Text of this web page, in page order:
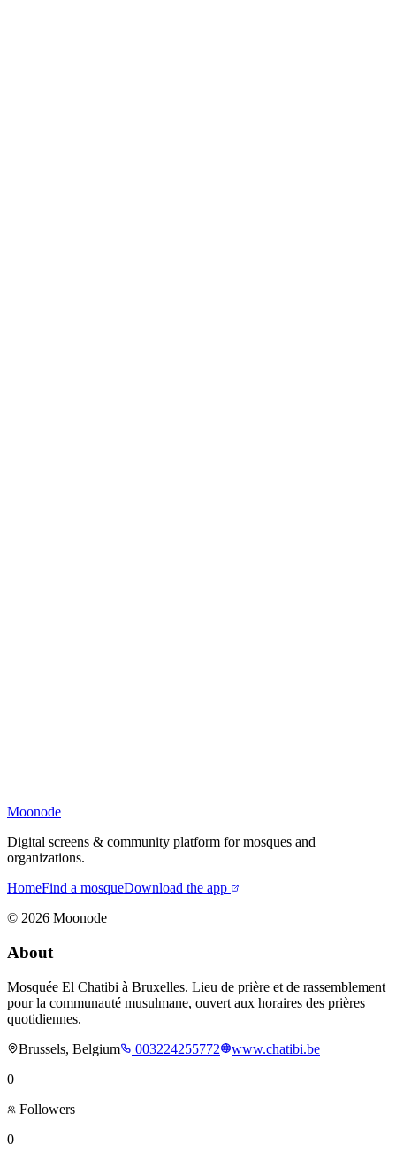
Moonode
Digital screens & community platform for mosques and
organizations.
HomeFind a mosqueDownload the app
© 2026 Moonode
About
Mosquée El Chatibi à Bruxelles. Lieu de prière et de rassemblement
pour la communauté musulmane, ouvert aux horaires des prières
quotidiennes.
Brussels, Belgium
003224255772
www.chatibi.be
0
Followers
0